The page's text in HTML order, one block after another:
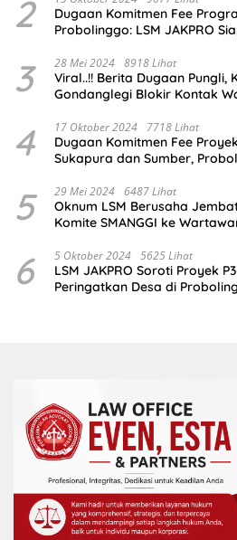
2
Dugaan Komitmen Fee
Probolinggo: LSM JAKPRO
3 28 Mei 2024 8918 Lihat
Viral..!! Berita Dugaan Pungli,
Gondanglegi Blokir Kontak
4 17 Oktober 2024 7718 Lihat
Dugaan Komitmen Fee
Sukapura dan Sumber,
5 29 Mei 2024 6487 Lihat
Oknum LSM Berusaha
Komite SMANGGI ke
6 5 Oktober 2024 5625 Lihat
LSM JAKPRO Soroti Proyek
Peringatkan Desa di